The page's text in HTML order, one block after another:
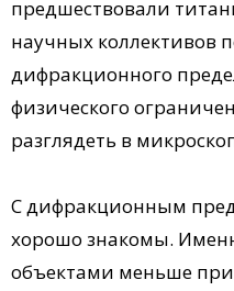
предшествовали
научных коллективов
дифракционного
физического
разглядеть в
С дифракционным
хорошо знакомы.
объектами меньше